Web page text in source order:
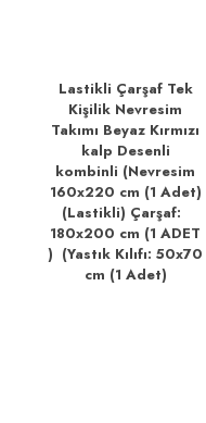
Lastikli Çarşaf Tek
Kişilik Nevresim
Takımı Beyaz Kırmızı
kalp Desenli
kombinli (Nevresim
160x220 cm (1 Adet)
(Lastikli) Çarşaf:
180x200 cm (1 ADET
) (Yastık Kılıfı: 50x70
cm (1 Adet)